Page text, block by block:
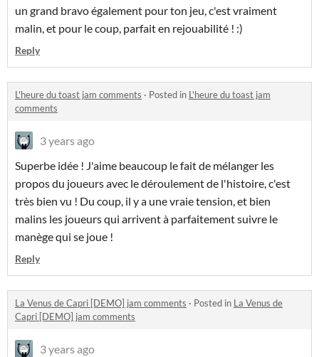
un grand bravo également pour ton jeu, c'est vraiment
malin, et pour le coup, parfait en rejouabilité ! :)
Reply
L'heure du toast jam comments · Posted in L'heure du toast jam
comments
3 years ago
Superbe idée ! J'aime beaucoup le fait de mélanger les
propos du joueurs avec le déroulement de l'histoire, c'est
très bien vu ! Du coup, il y a une vraie tension, et bien
malins les joueurs qui arrivent à parfaitement suivre le
manège qui se joue !
Reply
La Venus de Capri [DEMO] jam comments · Posted in La Venus de
Capri [DEMO] jam comments
3 years ago